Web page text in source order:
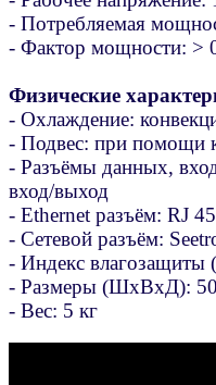
- Потребляемая
- Фактор мощности: >
Физические
- Охлаждение:
- Подвес: при помощи
- Разъёмы данных,
вход/выход
- Ethernet разъём: RJ
- Сетевой разъём:
- Индекс влагозащиты
- Размеры (ШхВхД):
- Вес: 5 кг